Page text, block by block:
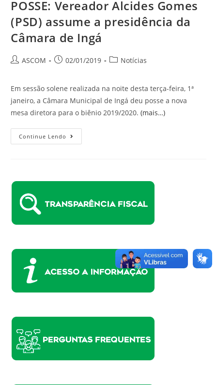
POSSE: Vereador Alcides Gomes
(PSD) assume a presidência da
Câmara de Ingá
ASCOM 02/01/2019 Notícias
Em sessão solene realizada na noite desta terça-feira, 1ª
janeiro, a Câmara Municipal de Ingá deu posse a nova
mesa diretora para o biênio 2019/2020.(mais…)
Continue Lendo